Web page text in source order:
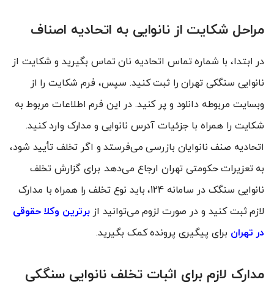
مراحل شکایت از نانوایی به اتحادیه اصناف
در ابتدا، با شماره تماس اتحادیه نان تماس بگیرید و شکایت از
نانوایی سنگکی تهران را ثبت کنید. سپس، فرم شکایت را از
وبسایت مربوطه دانلود و پر کنید. در این فرم اطلاعات مربوط به
شکایت را همراه با جزئیات آدرس نانوایی و مدارک وارد کنید.
اتحادیه صنف نانوایان بازرسی می‌فرستد و اگر تخلف تأیید شود،
به تعزیرات حکومتی تهران ارجاع می‌دهد. برای گزارش تخلف
نانوایی سنگک در سامانه 124، باید نوع تخلف را همراه با مدارک
لازم ثبت کنید و در صورت لزوم می‌توانید از برترین وکلا حقوقی
در تهران برای پیگیری پرونده کمک بگیرید.
مدارک لازم برای اثبات تخلف نانوایی سنگکی